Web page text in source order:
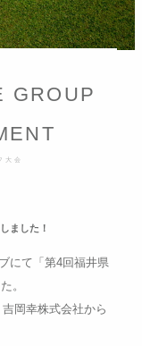
GROUP
大会
ました！
にて「第4回福井県
。
岡幸株式会社から